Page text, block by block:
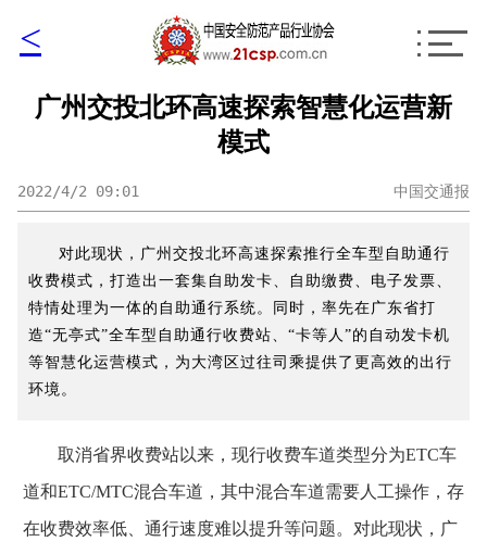
<
广州交投北环高速探索智慧化运营新
模式
2022/4/2 09:01 中国交通报
对此现状，广州交投北环高速探索推行全车型自助通行
收费模式，打造出一套集自助发卡、自助缴费、电子发票、
特情处理为一体的自助通行系统。同时，率先在广东省打
造“无亭式”全车型自助通行收费站、“卡等人”的自动发卡机
等智慧化运营模式，为大湾区过往司乘提供了更高效的出行
环境。
取消省界收费站以来，现行收费车道类型分为ETC车
道和ETC/MTC混合车道，其中混合车道需要人工操作，存
在收费效率低、通行速度难以提升等问题。对此现状，广